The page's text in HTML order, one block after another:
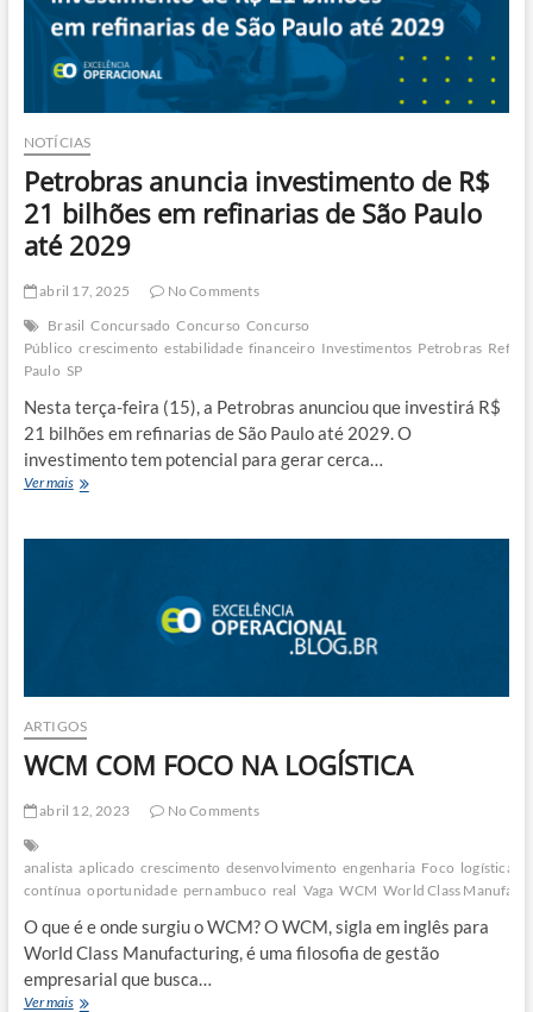
NOTÍCIAS
Petrobras anuncia investimento de R$
21 bilhões em refinarias de São Paulo
até 2029
abril 17, 2025
No Comments
Brasil Concursado Concurso Concurso
Público crescimento estabilidade financeiro Investimentos Petrobras
Paulo SP
Nesta terça-feira (15), a Petrobras anunciou que investirá R$
21 bilhões em refinarias de São Paulo até 2029. O
investimento tem potencial para gerar cerca…
Ver maisPetrobras
São
até
2029
ARTIGOS
WCM COM FOCO NA LOGÍSTICA
abril 12, 2023 No Comments
analista aplicado crescimento desenvolvimento engenharia Foco logística
contínua oportunidade pernambuco real Vaga WCM World Class
O que é e onde surgiu o WCM? O WCM, sigla em inglês para
World Class Manufacturing, é uma filosofia de gestão
empresarial que busca…
Ver maisWCM